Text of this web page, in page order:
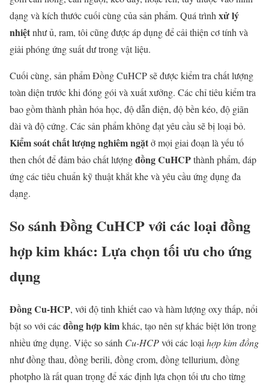
dạng và kích thước cuối cùng của sản phẩm. Quá trình xử lý
nhiệtnhư ủ, ram, tôi cũng được áp dụng để cải thiện cơ tính và
giải phóng ứng suất dư trong vật liệu.
Cuối cùng, sản phẩm Đồng CuHCP sẽ được kiểm tra chất lượng
toàn diện trước khi đóng gói và xuất xưởng. Các chỉ tiêu kiểm tra
bao gồm thành phần hóa học, độ dẫn điện, độ bền kéo, độ giãn
dài và độ cứng. Các sản phẩm không đạt yêu cầu sẽ bị loại bỏ.
Kiểm soát chất lượng nghiêm ngặtở mọi giai đoạn là yếu tố
then chốt để đảm bảo chất lượngđồng CuHCPthành phẩm, đáp
ứng các tiêu chuẩn kỹ thuật khắt khe và yêu cầu ứng dụng đa
dạng.
So sánh Đồng CuHCP với các loại đồng
hợp kim khác: Lựa chọn tối ưu cho ứng
dụng
Đồng Cu-HCP, với độ tinh khiết cao và hàm lượng oxy thấp, nổi
bật so với cácđồng hợp kimkhác, tạo nên sự khác biệt lớn trong
nhiều ứng dụng. Việc so sánh Cu-HCPvới các loạihợp kim đồng
như đồng thau, đồng berili, đồng crom, đồng tellurium, đồng
photpho là rất quan trọng để xác định lựa chọn tối ưu cho từng